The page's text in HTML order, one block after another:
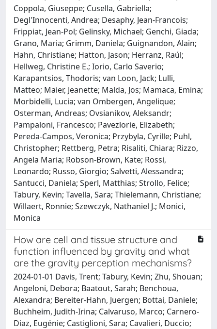
Coppola, Giuseppe; Cusella, Gabriella;
Degl'Innocenti, Andrea; Desaphy, Jean-Francois;
Frippiat, Jean-Pol; Gelinsky, Michael; Genchi, Giada;
Grano, Maria; Grimm, Daniela; Guignandon, Alain;
Hahn, Christiane; Hatton, Jason; Herranz, Raúl;
Hellweg, Christine E.; Iorio, Carlo Saverio;
Karapantsios, Thodoris; van Loon, Jack; Lulli,
Matteo; Maier, Jeanette; Malda, Jos; Mamaca, Emina;
Morbidelli, Lucia; van Ombergen, Angelique;
Osterman, Andreas; Ovsianikov, Aleksandr;
Pampaloni, Francesco; Pavezlorie, Elizabeth;
Pereda-Campos, Veronica; Przybyla, Cyrille; Puhl,
Christopher; Rettberg, Petra; Risaliti, Chiara; Rizzo,
Angela Maria; Robson-Brown, Kate; Rossi,
Leonardo; Russo, Giorgio; Salvetti, Alessandra;
Santucci, Daniela; Sperl, Matthias; Strollo, Felice;
Tabury, Kevin; Tavella, Sara; Thielemann, Christiane;
Willaert, Ronnie; Szewczyk, Nathaniel J.; Monici,
Monica
How are cell and tissue structure and
function influenced by gravity and what
are the gravity perception mechanisms?
2024-01-01 Davis, Trent; Tabury, Kevin; Zhu, Shouan;
Angeloni, Debora; Baatout, Sarah; Benchoua,
Alexandra; Bereiter-Hahn, Juergen; Bottai, Daniele;
Buchheim, Judith-Irina; Calvaruso, Marco; Carnero-
Diaz, Eugénie; Castiglioni, Sara; Cavalieri, Duccio;